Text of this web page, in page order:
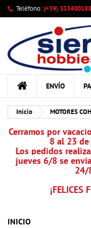
Teléfono:(+39)
ENVÍO
Inicio MOTORES
Cerramos por
8 al 23
Los pedidos
jueves 6/8 se
24/
¡FELICES
INICIO